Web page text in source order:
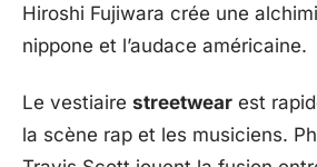
Hiroshi Fujiwara crée une
nippone et l’audace américaine.
Le vestiaire streetwear est
la scène rap et les musiciens.